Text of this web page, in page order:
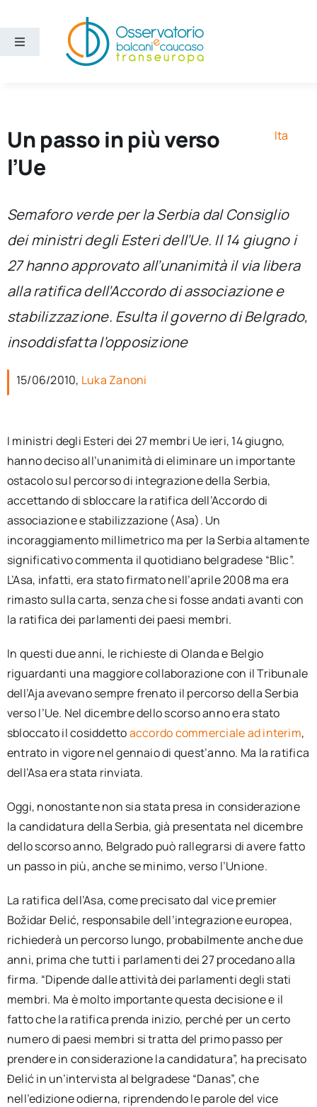
contenuto
Toggle
Ricerca e divulgazione
Sezioni
Chi siamo
per:
Un passo in più verso
l’Ue
Ita
Semaforo verde per la Serbia dal Consiglio
dei ministri degli Esteri dell’Ue. Il 14 giugno i
27 hanno approvato all’unanimità il via libera
alla ratifica dell’Accordo di associazione e
stabilizzazione. Esulta il governo di Belgrado,
insoddisfatta l’opposizione
15/06/2010, Luka Zanoni
I ministri degli Esteri dei 27 membri Ue ieri, 14 giugno,
hanno deciso all’unanimità di eliminare un importante
ostacolo sul percorso di integrazione della Serbia,
accettando di sbloccare la ratifica dell’Accordo di
associazione e stabilizzazione (Asa). Un
incoraggiamento millimetrico ma per la Serbia altamente
significativo commenta il quotidiano belgradese “Blic”.
L’Asa, infatti, era stato firmato nell’aprile 2008 ma era
rimasto sulla carta, senza che si fosse andati avanti con
la ratifica dei parlamenti dei paesi membri.
In questi due anni, le richieste di Olanda e Belgio
riguardanti una maggiore collaborazione con il Tribunale
dell’Aja avevano sempre frenato il percorso della Serbia
verso l’Ue. Nel dicembre dello scorso anno era stato
sbloccato il cosiddettoaccordo commerciale ad interim,
entrato in vigore nel gennaio di quest’anno. Ma la ratifica
dell’Asa era stata rinviata.
Oggi, nonostante non sia stata presa in considerazione
la candidatura della Serbia, già presentata nel dicembre
dello scorso anno, Belgrado può rallegrarsi di avere fatto
un passo in più, anche se minimo, verso l’Unione.
La ratifica dell’Asa, come precisato dal vice premier
Božidar Ðelić, responsabile dell’integrazione europea,
richiederà un percorso lungo, probabilmente anche due
anni, prima che tutti i parlamenti dei 27 procedano alla
firma. “Dipende dalle attività dei parlamenti degli stati
membri. Ma è molto importante questa decisione e il
fatto che la ratifica prenda inizio, perché per un certo
numero di paesi membri si tratta del primo passo per
prendere in considerazione la candidatura”, ha precisato
Ðelić in un’intervista al belgradese “Danas”, che
nell’edizione odierna, riprendendo le parole del vice